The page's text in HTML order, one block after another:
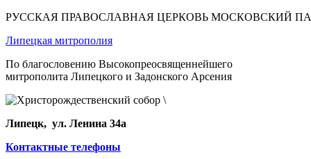
РУССКАЯ ПРАВОСЛАВНАЯ ЦЕРКОВЬ МОСКОВСКИЙ
Липецкая митрополия
По благословению Высокопреосвященнейшего
митрополита Липецкого и Задонского Арсения
Липецк, ул. Ленина 34а
Контактные телефоны